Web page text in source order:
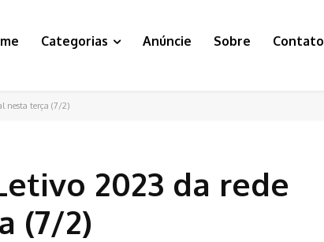
Categorias Anúncie Sobre Contato
nesta terça (7/2)
2023 da rede
(7/2)